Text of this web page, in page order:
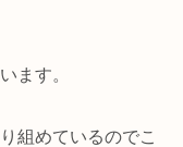
ます。
組めているのでこ